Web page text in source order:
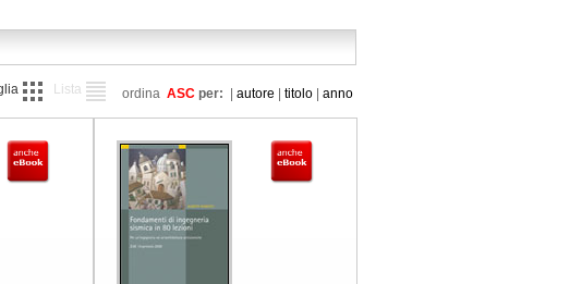
Lista ordina ASC per: autore titolo anno